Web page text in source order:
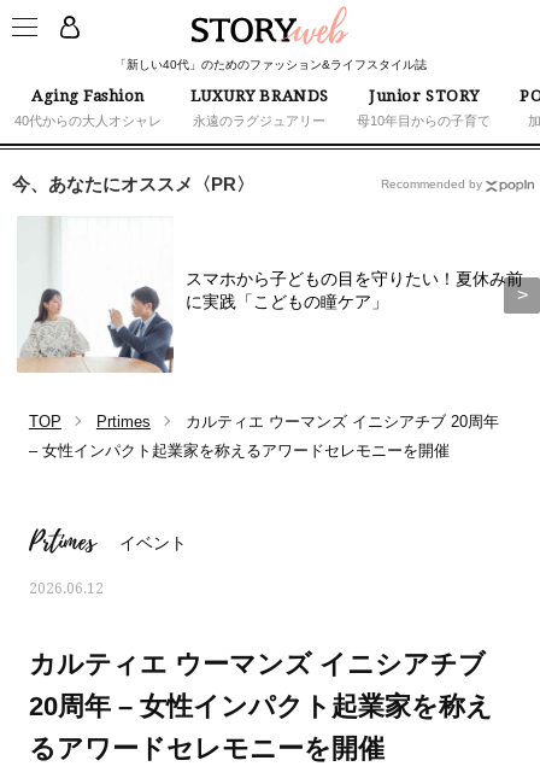
「新しい40代」のためのファッション&ライフスタイル誌
Aging Fashion
40代からの大人オシャレ
LUXURY BRANDS
永遠のラグジュアリー
Junior STORY
母10年目からの子育て
今、あなたにオススメ〈PR〉
スマホから子どもの目を守りたい！夏休み前
に実践「こどもの瞳ケア」
Recommended by
TOP Prtimes
カルティエ ウーマンズ イニシアチブ 20周年
– 女性インパクト起業家を称えるアワードセレモニーを開催
Prtimes イベント
2026.06.12
カルティエ ウーマンズ イニシアチブ
20周年 – 女性インパクト起業家を称え
るアワードセレモニーを開催